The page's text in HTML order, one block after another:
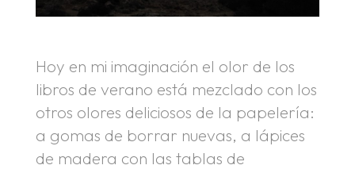
Hoy en mi imaginación el olor de los
libros de verano está mezclado con los
otros olores deliciosos de la papelería:
a gomas de borrar nuevas, a lápices
de madera con las tablas de